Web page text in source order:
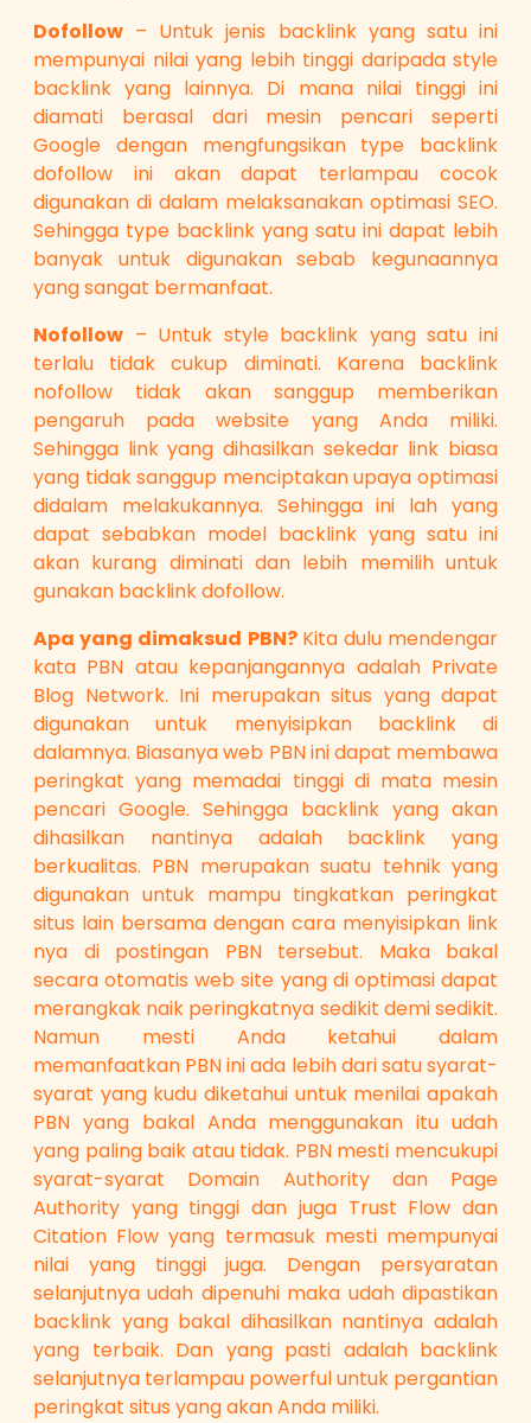
Dofollow – Untuk jenis backlink yang satu ini
mempunyai nilai yang lebih tinggi daripada style
backlink yang lainnya. Di mana nilai tinggi ini
diamati berasal dari mesin pencari seperti
Google dengan mengfungsikan type backlink
dofollow ini akan dapat terlampau cocok
digunakan di dalam melaksanakan optimasi SEO.
Sehingga type backlink yang satu ini dapat lebih
banyak untuk digunakan sebab kegunaannya
yang sangat bermanfaat.
Nofollow – Untuk style backlink yang satu ini
terlalu tidak cukup diminati. Karena backlink
nofollow tidak akan sanggup memberikan
pengaruh pada website yang Anda miliki.
Sehingga link yang dihasilkan sekedar link biasa
yang tidak sanggup menciptakan upaya optimasi
didalam melakukannya. Sehingga ini lah yang
dapat sebabkan model backlink yang satu ini
akan kurang diminati dan lebih memilih untuk
gunakan backlink dofollow.
Apa yang dimaksud PBN? Kita dulu mendengar
kata PBN atau kepanjangannya adalah Private
Blog Network. Ini merupakan situs yang dapat
digunakan untuk menyisipkan backlink di
dalamnya. Biasanya web PBN ini dapat membawa
peringkat yang memadai tinggi di mata mesin
pencari Google. Sehingga backlink yang akan
dihasilkan nantinya adalah backlink yang
berkualitas. PBN merupakan suatu tehnik yang
digunakan untuk mampu tingkatkan peringkat
situs lain bersama dengan cara menyisipkan link
nya di postingan PBN tersebut. Maka bakal
secara otomatis web site yang di optimasi dapat
merangkak naik peringkatnya sedikit demi sedikit.
Namun mesti Anda ketahui dalam
memanfaatkan PBN ini ada lebih dari satu syarat-
syarat yang kudu diketahui untuk menilai apakah
PBN yang bakal Anda menggunakan itu udah
yang paling baik atau tidak. PBN mesti mencukupi
syarat-syarat Domain Authority dan Page
Authority yang tinggi dan juga Trust Flow dan
Citation Flow yang termasuk mesti mempunyai
nilai yang tinggi juga. Dengan persyaratan
selanjutnya udah dipenuhi maka udah dipastikan
backlink yang bakal dihasilkan nantinya adalah
yang terbaik. Dan yang pasti adalah backlink
selanjutnya terlampau powerful untuk pergantian
peringkat situs yang akan Anda miliki.